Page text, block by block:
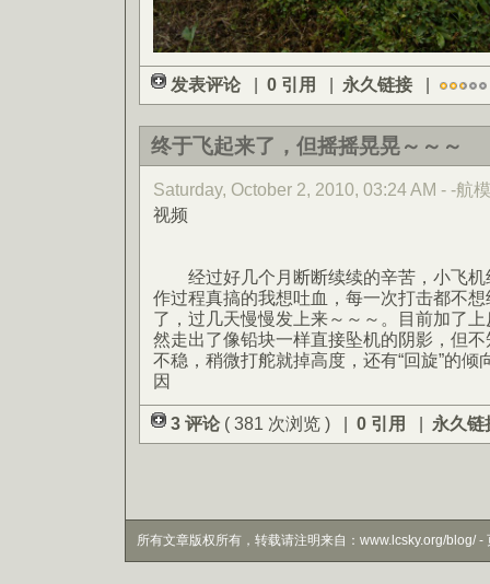
发表评论 | 0 引用 | 永久链接 |
终于飞起来了，但摇摇晃晃～～～
Saturday, October 2, 2010, 03:24 AM - -航模
视频
经过好几个月断断续续的辛苦，小飞机
作过程真搞的我想吐血，每一次打击都不
了，过几天慢慢发上来～～～。目前加了
然走出了像铅块一样直接坠机的阴影，但
不稳，稍微打舵就掉高度，还有“回旋”的
因
3 评论 ( 381 次浏览 ) | 0 引用 | 永久链
所有文章版权所有，转载请注明来自：www.lcsky.org/blog/